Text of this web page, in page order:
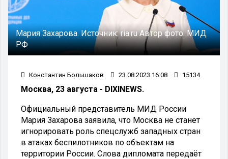
Мария Захарова.Источник:ria.ruАвтор фото:МИД
РФ
Константин Большаков 23.08.2023 16:08 15134
Москва, 23 августа - DIXINEWS.
Официальный представитель МИД России
Мария Захарова заявила, что Москва не станет
игнорировать роль спецслужб западных стран
в атаках беспилотников по объектам на
территории России. Слова дипломата передаёт